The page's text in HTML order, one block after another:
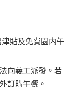
貼及免費園内午
向義工派發。若
訂購午餐。